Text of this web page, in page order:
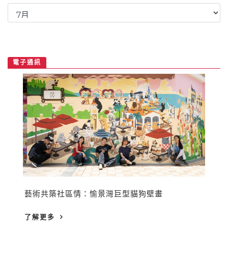
電子通訊
藝術共築社區情：愉景灣巨型貓狗壁畫
了解更多